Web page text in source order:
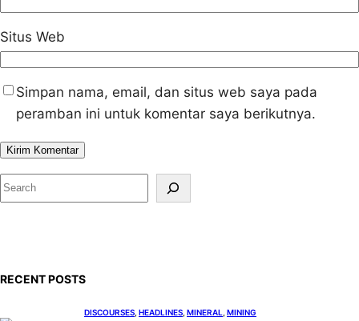
Situs Web
Simpan nama, email, dan situs web saya pada
peramban ini untuk komentar saya berikutnya.
S
e
RECENT POSTS
DISCOURSES HEADLINES MINERAL MINING